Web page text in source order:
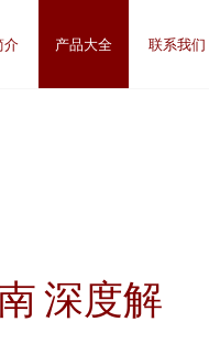
介 产品大全 联系我们
深度解